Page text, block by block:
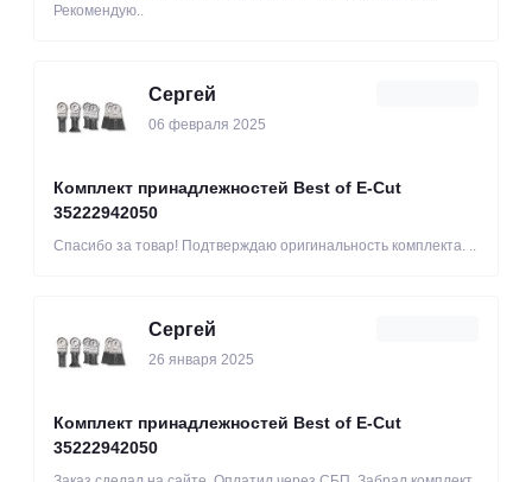
Рекомендую..
Сергей
06 февраля 2025
Комплект принадлежностей Best of E-Cut
35222942050
Спасибо за товар! Подтверждаю оригинальность комплекта. ..
Сергей
26 января 2025
Комплект принадлежностей Best of E-Cut
35222942050